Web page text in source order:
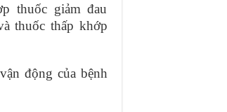
thuốc giảm đau
thuốc thấp khớp
động của bệnh